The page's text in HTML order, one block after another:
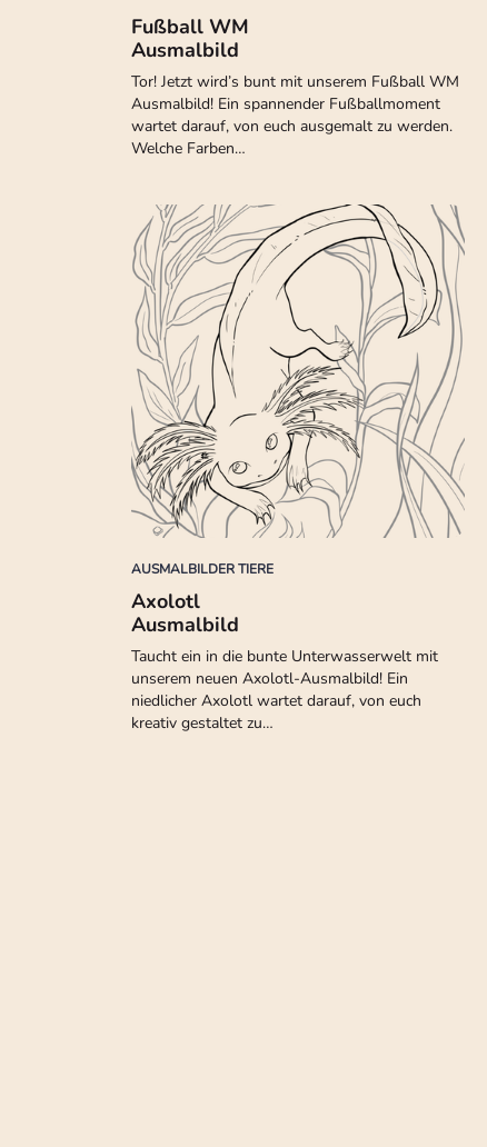
Fußball WM
Ausmalbild
Tor! Jetzt wird’s bunt mit unserem Fußball WM
Ausmalbild! Ein spannender Fußballmoment
wartet darauf, von euch ausgemalt zu werden.
Welche Farben…
AUSMALBILDER TIERE
Axolotl
Ausmalbild
Taucht ein in die bunte Unterwasserwelt mit
unserem neuen Axolotl-Ausmalbild! Ein
niedlicher Axolotl wartet darauf, von euch
kreativ gestaltet zu…